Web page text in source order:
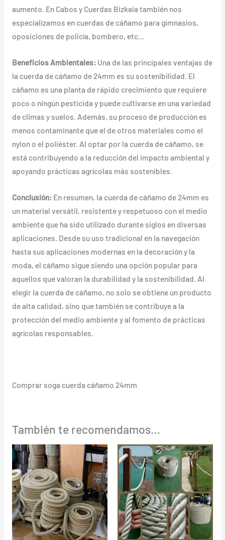
aumento. En Cabos y Cuerdas Bizkaia también nos
especializamos en cuerdas de cáñamo para gimnasios,
oposiciones de policía, bombero, etc…
Beneficios Ambientales:Una de las principales ventajas de
la cuerda de cáñamo de 24mm es su sostenibilidad. El
cáñamo es una planta de rápido crecimiento que requiere
poco o ningún pesticida y puede cultivarse en una variedad
de climas y suelos. Además, su proceso de producción es
menos contaminante que el de otros materiales como el
nylon o el poliéster. Al optar por la cuerda de cáñamo, se
está contribuyendo a la reducción del impacto ambiental y
apoyando prácticas agrícolas más sostenibles.
Conclusión:En resumen, la cuerda de cáñamo de 24mm es
un material versátil, resistente y respetuoso con el medio
ambiente que ha sido utilizado durante siglos en diversas
aplicaciones. Desde su uso tradicional en la navegación
hasta sus aplicaciones modernas en la decoración y la
moda, el cáñamo sigue siendo una opción popular para
aquellos que valoran la durabilidad y la sostenibilidad. Al
elegir la cuerda de cáñamo, no solo se obtiene un producto
de alta calidad, sino que también se contribuye a la
protección del medio ambiente y al fomento de prácticas
agrícolas responsables.
Comprar soga cuerda cáñamo 24mm
También te recomendamos…